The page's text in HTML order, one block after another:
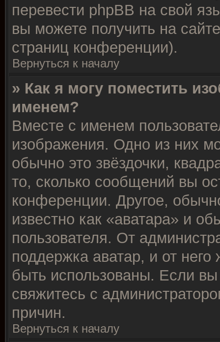
перевести phpBB на свой
вы можете получить на
страниц конференции).
Вернуться к началу
» Как я могу поместить
именем?
Вместе с именем
изображения. Одно из них
обычно это звёздочки,
то, сколько сообщений вы
конференции. Другое,
известно как «аватара» и
пользователя. От
поддержка аватар, и от него
быть использованы. Если
свяжитесь с
причин.
Вернуться к началу